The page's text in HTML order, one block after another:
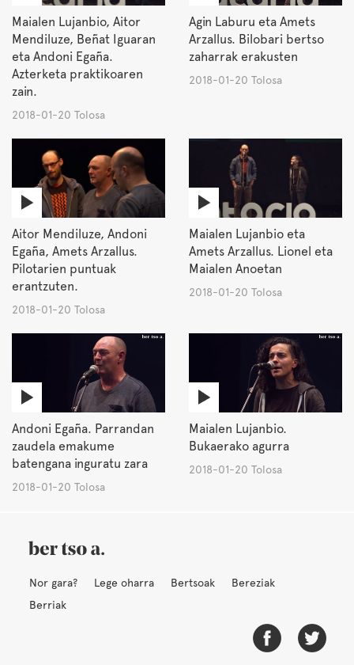
Maialen Lujanbio, Aitor
Mendiluze, Beñat Iguaran
eta Andoni Egaña.
Azterketa praktikoaren
zain.
2018-01-20 Tolosa
Agin Laburu eta Amets
Arzallus. Bilobari bertso
zaharrak erakusten
2018-01-20 Tolosa
Aitor Mendiluze, Andoni
Egaña, Amets Arzallus.
Pilotarien puntuak
erantzuten.
2018-01-20 Tolosa
Maialen Lujanbio eta
Amets Arzallus. Lionel eta
Maialen Anoetan
2018-01-20 Tolosa
Andoni Egaña. Parrandan
zaudela emakume
batengana inguratu zara
2018-01-20 Tolosa
Maialen Lujanbio.
Bukaerako agurra
2018-01-20 Tolosa
Nor gara? Lege oharra Bertsoak
Bereziak
Berriak